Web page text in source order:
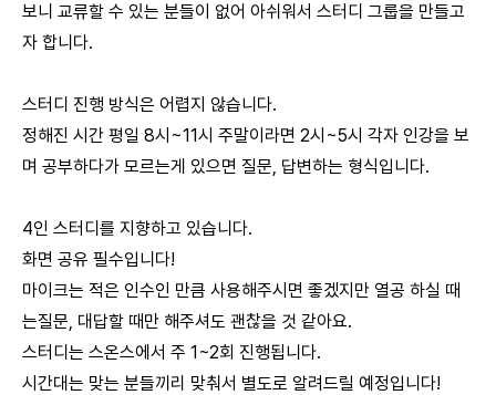
보니 교류할 수 있는 분들이 없어 아쉬워서 스터디 그룹을 만들고
자 합니다.
스터디 진행 방식은 어렵지 않습니다.
정해진 시간 평일 8시~11시 주말이라면 2시~5시 각자 인강을 보
며 공부하다가 모르는게 있으면 질문, 답변하는 형식입니다.
4인 스터디를 지향하고 있습니다.
화면 공유 필수입니다!
마이크는 적은 인수인 만큼 사용해주시면 좋겠지만 열공 하실 때
는질문, 대답할 때만 해주셔도 괜찮을 것 같아요.
스터디는 스온스에서 주 1~2회 진행됩니다.
시간대는 맞는 분들끼리 맞춰서 별도로 알려드릴 예정입니다!